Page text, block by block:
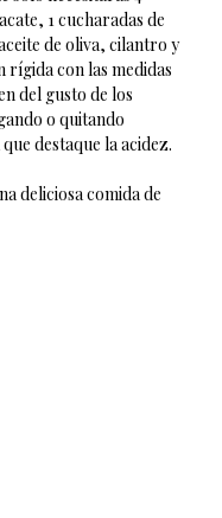
1 cucharadas de
de oliva, cilantro y
rígida con las medidas
del gusto de los
o quitando
destaque la acidez.
deliciosa comida de